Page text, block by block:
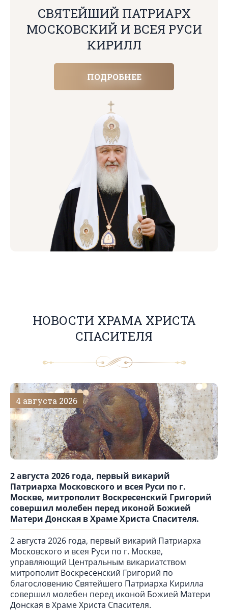
СВЯТЕЙШИЙ ПАТРИАРХ
МОСКОВСКИЙ И ВСЕЯ РУСИ
КИРИЛЛ
ПОДРОБНЕЕ
НОВОСТИ ХРАМА ХРИСТА
СПАСИТЕЛЯ
4 августа 2026
2 августа 2026 года, первый викарий
Патриарха Московского и всея Руси по г.
Москве, митрополит Воскресенский Григорий
совершил молебен перед иконой Божией
Матери Донская в Храме Христа Спасителя.
2 августа 2026 года, первый викарий Патриарха
Московского и всея Руси по г. Москве,
управляющий Центральным викариатством
митрополит Воскресенский Григорий по
благословению Святейшего Патриарха Кирилла
совершил молебен перед иконой Божией Матери
Донская в Храме Христа Спасителя.